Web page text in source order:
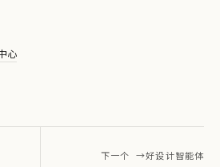
心
下一个 →好设计智能体